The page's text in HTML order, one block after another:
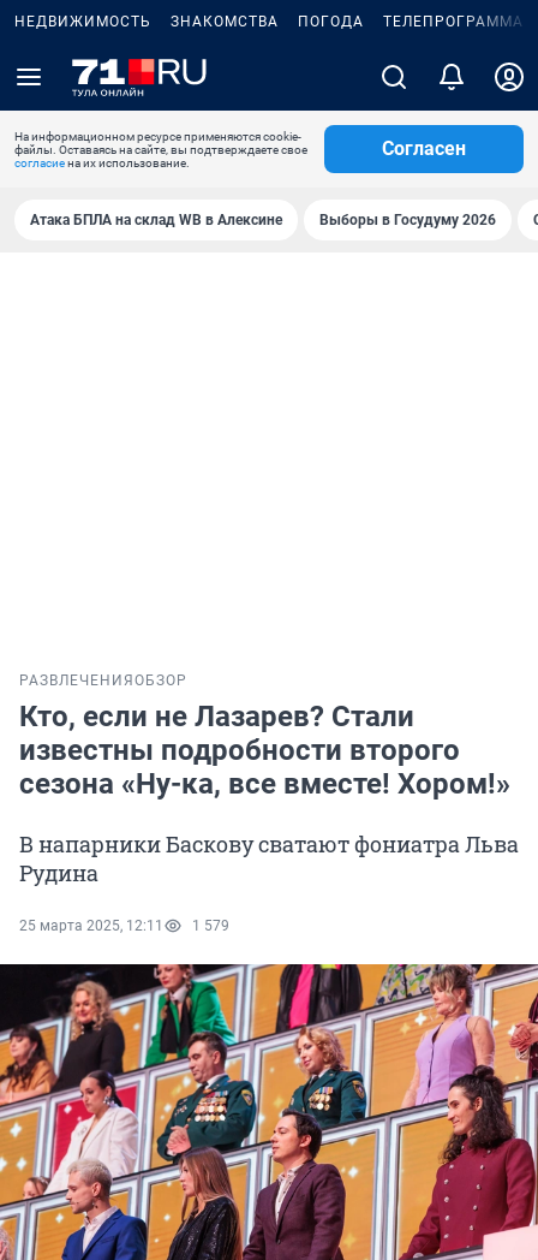
НЕДВИЖИМОСТЬ ЗНАКОМСТВА ПОГОДА ТЕЛЕПРОГРАММА
На информационном ресурсе применяются cookie-
файлы. Оставаясь на сайте, вы подтверждаете свое
согласиена их использование.
Согласен
Атака БПЛА на склад WB в Алексине Выборы в Госудуму 2026
РАЗВЛЕЧЕНИЯ ОБЗОР
Кто, если не Лазарев? Стали
известны подробности второго
сезона «Ну-ка, все вместе! Хором!»
В напарники Баскову сватают фониатра Льва
Рудина
25 марта 2025, 12:11 1 579